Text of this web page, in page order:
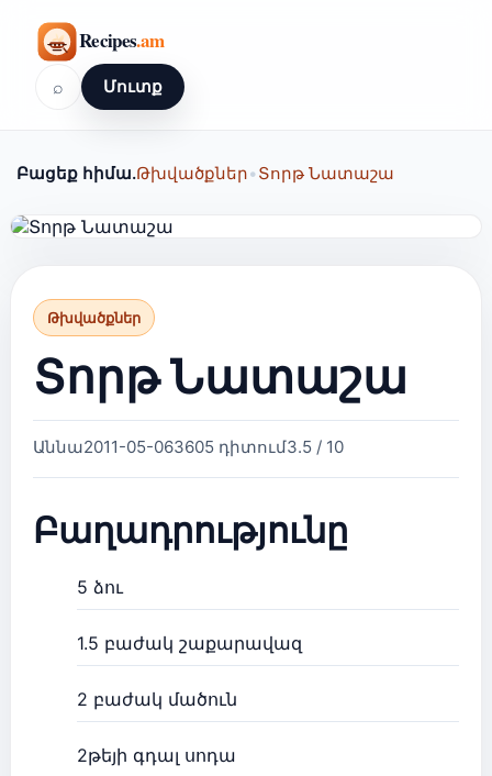
⌕ Մուտք
Բացեք հիմա.Թխվածքներ•Տորթ Նատաշա
Թխվածքներ
Տորթ Նատաշա
Աննա2011-05-063605 դիտում3.5 / 10
Բաղադրությունը
5 ձու
1.5 բաժակ շաքարավազ
2 բաժակ մածուն
2թեյի գդալ սոդա